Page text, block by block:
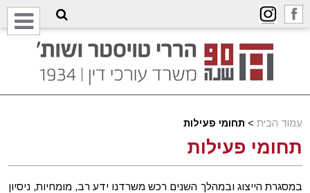
עמוד הבית > תחומי פעילות
תחומי פעילות
במסגרת הייצוג ובמהלך השנים רכש משרדנו ידע רב, מומחיות, ניסיון